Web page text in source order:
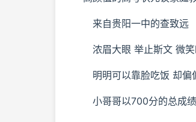
来自贵阳一中的查致远
浓眉大眼 举止斯文 微笑
明明可以靠脸吃饭 却偏
小哥哥以700分的总成绩